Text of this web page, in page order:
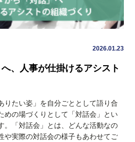
2026.01.23
、人事が仕掛けるアシスト
りたい姿」を自分ごととして語り合
めの場づくりとして「対話会」とい
。「対話会」とは、どんな活動なの
や実際の対話会の様子もあわせてご